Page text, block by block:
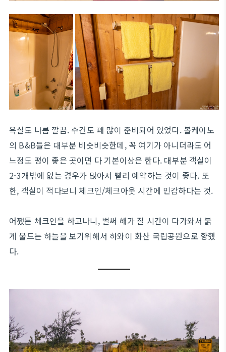
욕실도 나름 깔끔. 수건도 꽤 많이 준비되어 있었다. 볼케이노
의 B&B들은 대부분 비슷비슷한데, 꼭 여기가 아니더라도 어
느정도 평이 좋은 곳이면 다 기본이상은 한다. 대부분 객실이
2-3개밖에 없는 경우가 많아서 빨리 예약하는 것이 좋다. 또
한, 객실이 적다보니 체크인/체크아웃 시간에 민감하다는 것.
어쨌든 체크인을 하고나니, 벌써 해가 질 시간이 다가와서 붉
게 물드는 하늘을 보기위해서 하와이 화산 국립공원으로 향했
다.